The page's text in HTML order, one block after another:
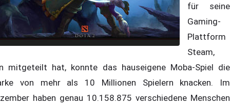
für seine
Gaming-
Plattform
Steam,
mitgeteilt hat, konnte das hauseigene Moba-Spiel die
von mehr als 10 Millionen Spielern knacken. Im
haben genau 10.158.875 verschiedene Menschen